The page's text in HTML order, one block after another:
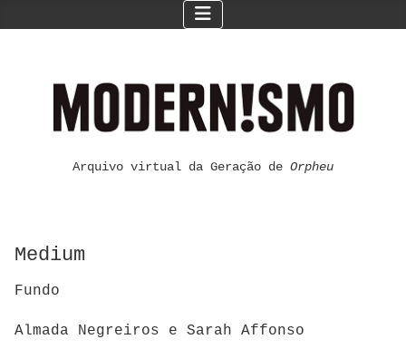
Arquivo virtual da Geração de Orpheu
Medium
Fundo
Almada Negreiros e Sarah Affonso